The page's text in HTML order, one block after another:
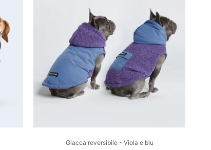
Giacca reversibile - Viola e blu